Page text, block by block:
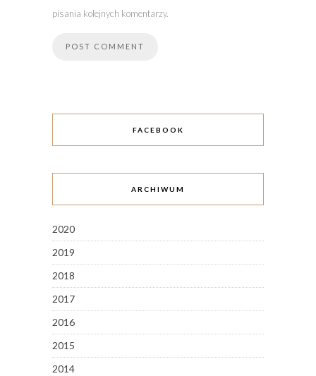
pisania kolejnych komentarzy.
FACEBOOK
ARCHIWUM
2020
2019
2018
2017
2016
2015
2014